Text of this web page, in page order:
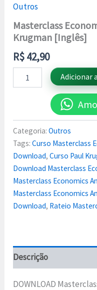
Outros
Masterclass
Krugman [Inglês]
R$42,90
Adicionar
Categoria:Outros
Tags:Curso Masterclass
Download,Curso Paul
Download Masterclass
Masterclass Economics
Masterclass Economics
Download, Rateio
Descrição
DOWNLOAD